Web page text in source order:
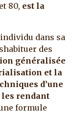
80, est la
dans sa
des
généralisée
et la
d’une
rendant
formule